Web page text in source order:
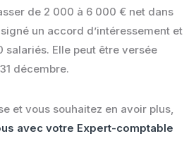
de 2 000 à 6 000 € net dans
un accord d’intéressement et
salariés. Elle peut être versée
décembre.
et vous souhaitez en avoir plus,
avec votre Expert-comptable